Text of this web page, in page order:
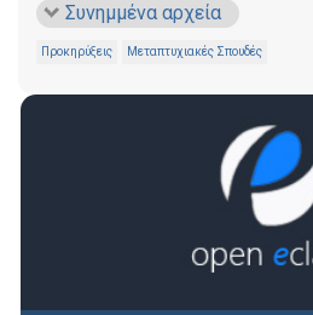
Συνημμένα αρχεία
Προκηρύξεις Μεταπτυχιακές Σπουδές